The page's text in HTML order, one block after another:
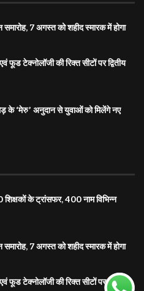
7 अगस्त को शहीद स्मारक में होगा
टेक्नोलॉजी की रिक्त सीटों पर द्वितीय
के ‘मेरु’ अनुदान से युवाओं को मिलेंगे नए
शिक्षकों के ट्रांसफर, 400 नाम विभिन्न
7 अगस्त को शहीद स्मारक में होगा
टेक्नोलॉजी की रिक्त सीटों पर द्वितीय